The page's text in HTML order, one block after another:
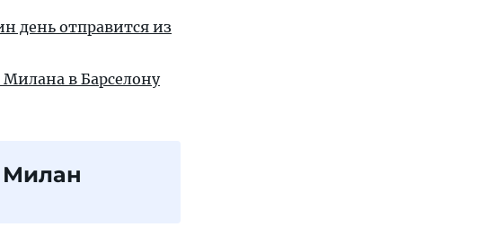
день отправится из
Милана в Барселону
Милан